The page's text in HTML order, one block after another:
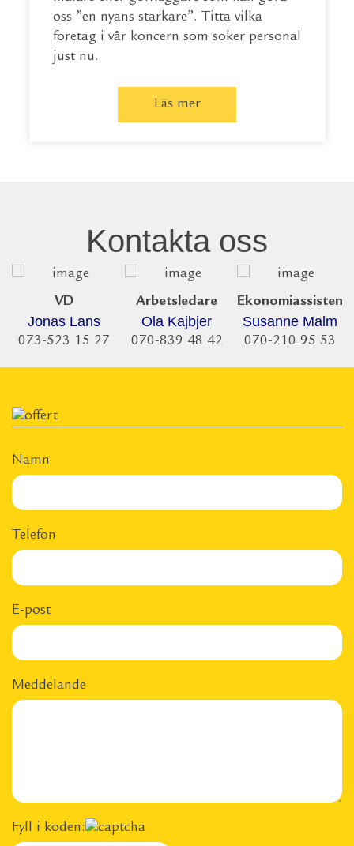
oss ”en nyans starkare”. Titta vilka
företag i vår koncern som söker personal
just nu.
Läs mer
Kontakta oss
VD
Jonas Lans
073-523 15 27
Arbetsledare
Ola Kajbjer
070-839 48 42
Ekonomiassistent
Susanne Malm
070-210 95 53
Namn
Telefon
E-post
Meddelande
Fyll i koden: